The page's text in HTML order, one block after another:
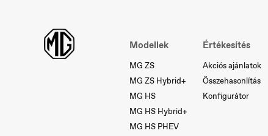
Modellek
MG ZS
MG ZS Hybrid+
MG HS
MG HS Hybrid+
MG HS PHEV
Értékesítés
Akciós ajánlatok
Összehasonlítás
Konfigurátor